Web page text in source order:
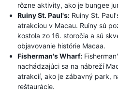
rôzne aktivity, ako je bungee
Ruiny St. Paul's: Ruiny St.
atrakciou v Macau. Ruiny sú
kostola zo 16. storočia a sú
objavovanie histórie Macaa.
Fisherman's Wharf:
nachádzajúci sa na nábreží
atrakcií, ako je zábavný park,
reštaurácie.